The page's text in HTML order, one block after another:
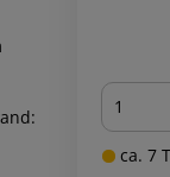
Menge
ca. 7